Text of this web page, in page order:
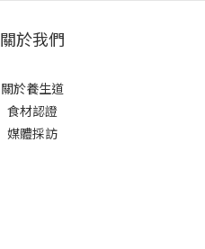
關於我們
關於養生道
食材認證
媒體採訪